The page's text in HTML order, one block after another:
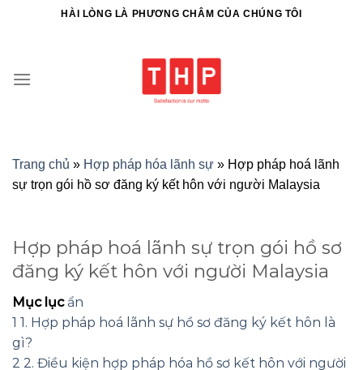
HÀI LÒNG LÀ PHƯƠNG CHÂM CỦA CHÚNG TÔI
Trang chủ » Hợp pháp hóa lãnh sự » Hợp pháp hoá lãnh
sự trọn gói hồ sơ đăng ký kết hôn với người Malaysia
Hợp pháp hoá lãnh sự trọn gói hồ sơ
đăng ký kết hôn với người Malaysia
Mục lục ẩn
1 1. Hợp pháp hoá lãnh sự hồ sơ đăng ký kết hôn là
gì?
2 2. Điều kiện hợp pháp hóa hồ sơ kết hôn với người